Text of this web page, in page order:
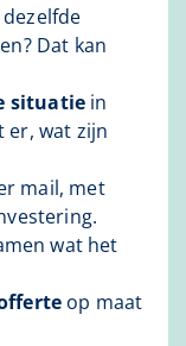
Dat kan
situatie in
er, wat zijn
mail, met
wat het
op maat